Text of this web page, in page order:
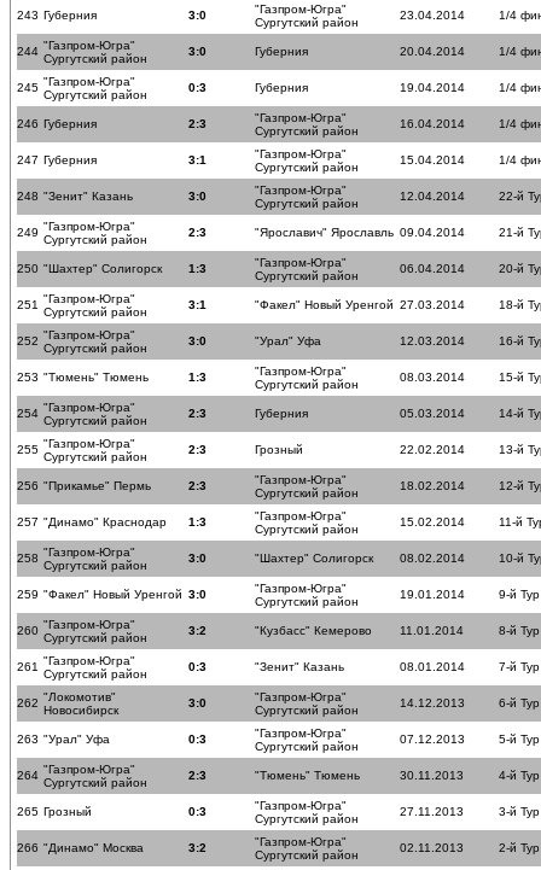
243 Губерния 3:0
"Газпром-Югра"
Сургутский район
23.04.2014 1/4
244 "Газпром-Югра"
Сургутский район
3:0 Губерния 20.04.2014 1/4
245 "Газпром-Югра"
Сургутский район
0:3 Губерния 19.04.2014 1/4
246 Губерния 2:3
"Газпром-Югра"
Сургутский район
16.04.2014 1/4
247 Губерния 3:1
"Газпром-Югра"
Сургутский район
15.04.2014 1/4
248 "Зенит" Казань 3:0
"Газпром-Югра"
Сургутский район
12.04.2014 22-й
249 "Газпром-Югра"
Сургутский район
2:3 "Ярославич" Ярославль 09.04.2014 21-й
250 "Шахтер" Солигорск 1:3
"Газпром-Югра"
Сургутский район
06.04.2014 20-й
251 "Газпром-Югра"
Сургутский район
3:1 "Факел" Новый Уренгой 27.03.2014 18-й
252 "Газпром-Югра"
Сургутский район
3:0 "Урал" Уфа 12.03.2014 16-й
253 "Тюмень" Тюмень 1:3
"Газпром-Югра"
Сургутский район
08.03.2014 15-й
254 "Газпром-Югра"
Сургутский район
2:3 Губерния 05.03.2014 14-й
255 "Газпром-Югра"
Сургутский район
2:3 Грозный 22.02.2014 13-й
256 "Прикамье" Пермь 2:3
"Газпром-Югра"
Сургутский район
18.02.2014 12-й
257 "Динамо" Краснодар 1:3
"Газпром-Югра"
Сургутский район
15.02.2014 11-й
258 "Газпром-Югра"
Сургутский район
3:0 "Шахтер" Солигорск 08.02.2014 10-й
259 "Факел" Новый Уренгой 3:0
"Газпром-Югра"
Сургутский район
19.01.2014 9-й Тур
260 "Газпром-Югра"
Сургутский район
3:2 "Кузбасс" Кемерово 11.01.2014 8-й Тур
261 "Газпром-Югра"
Сургутский район
0:3 "Зенит" Казань 08.01.2014 7-й Тур
262 "Локомотив"
Новосибирск
3:0
"Газпром-Югра"
Сургутский район
14.12.2013 6-й Тур
263 "Урал" Уфа 0:3
"Газпром-Югра"
Сургутский район
07.12.2013 5-й Тур
264 "Газпром-Югра"
Сургутский район
2:3 "Тюмень" Тюмень 30.11.2013 4-й Тур
265 Грозный 0:3
"Газпром-Югра"
Сургутский район
27.11.2013 3-й Тур
266 "Динамо" Москва 3:2
"Газпром-Югра"
Сургутский район
02.11.2013 2-й Тур